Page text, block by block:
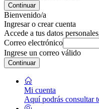
Continuar
Bienvenido/a
Ingresar o crear cuenta
Accede a tus datos
Correo electrónico
Ingrese un correo válido
Continuar
Mi cuenta
Aquí podrás consultar